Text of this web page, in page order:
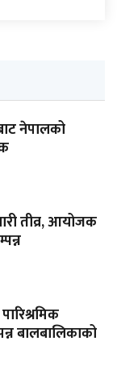
नेपालको
तीव्र, आयोजक
बालबालिकाको